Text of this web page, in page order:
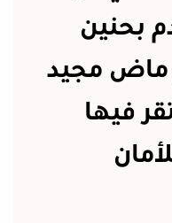
بحنين
مجيد
فيها